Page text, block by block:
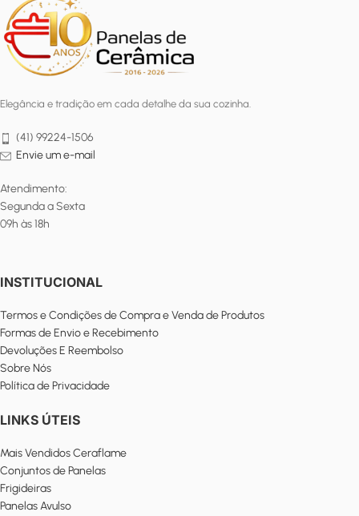
Elegância e tradição em cada detalhe da sua cozinha.
(41) 99224-1506
Envie um e-mail
Atendimento:
Segunda a Sexta
09h às 18h
INSTITUCIONAL
Termos e Condições de Compra e Venda de Produtos
Formas de Envio e Recebimento
Devoluções E Reembolso
Sobre Nós
Política de Privacidade
LINKS ÚTEIS
Mais Vendidos Ceraflame
Conjuntos de Panelas
Frigideiras
Panelas Avulso